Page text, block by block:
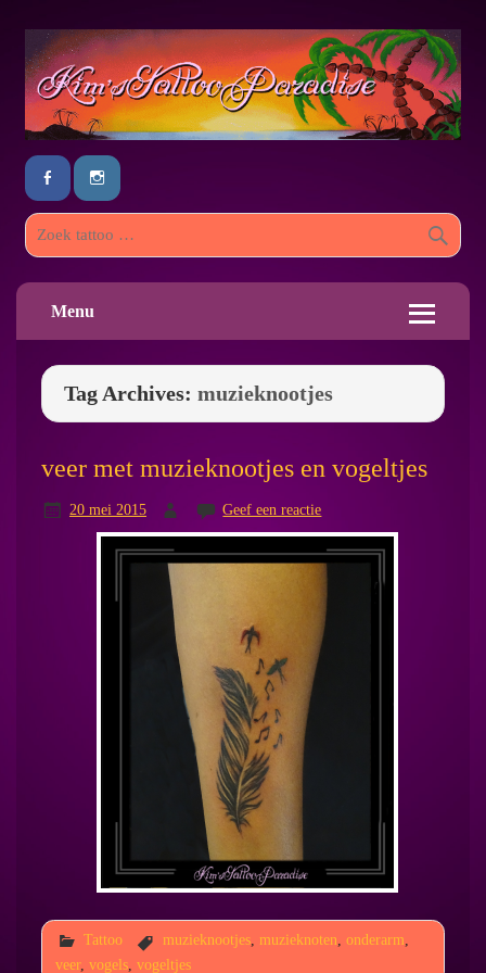
Menu
Tag Archives: muzieknootjes
veer met muzieknootjes en vogeltjes
20 mei 2015 Geef een reactie
Tattoo muzieknootjes, muzieknoten onderarm
veer, vogels, vogeltjes